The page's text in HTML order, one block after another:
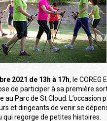
2021 de 13h à 17h, le COREG
de participer à sa première
au Parc de St Cloud. L’occasion
et dirigeants de venir se
qui regorge de petites histoires.